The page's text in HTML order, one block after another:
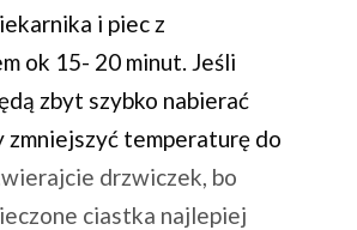
i piec z
ok 15- 20 minut. Jeśli
zbyt szybko nabierać
zmniejszyć temperaturę do
drzwiczek, bo
ciastka najlepiej